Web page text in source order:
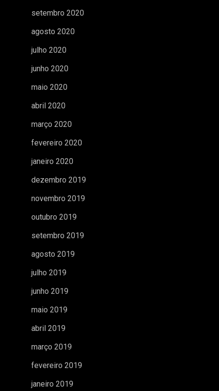
setembro 2020
agosto 2020
julho 2020
junho 2020
maio 2020
abril 2020
março 2020
fevereiro 2020
janeiro 2020
dezembro 2019
novembro 2019
outubro 2019
setembro 2019
agosto 2019
julho 2019
junho 2019
maio 2019
abril 2019
março 2019
fevereiro 2019
janeiro 2019